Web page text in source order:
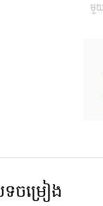
មួយ
ទចម្រៀង